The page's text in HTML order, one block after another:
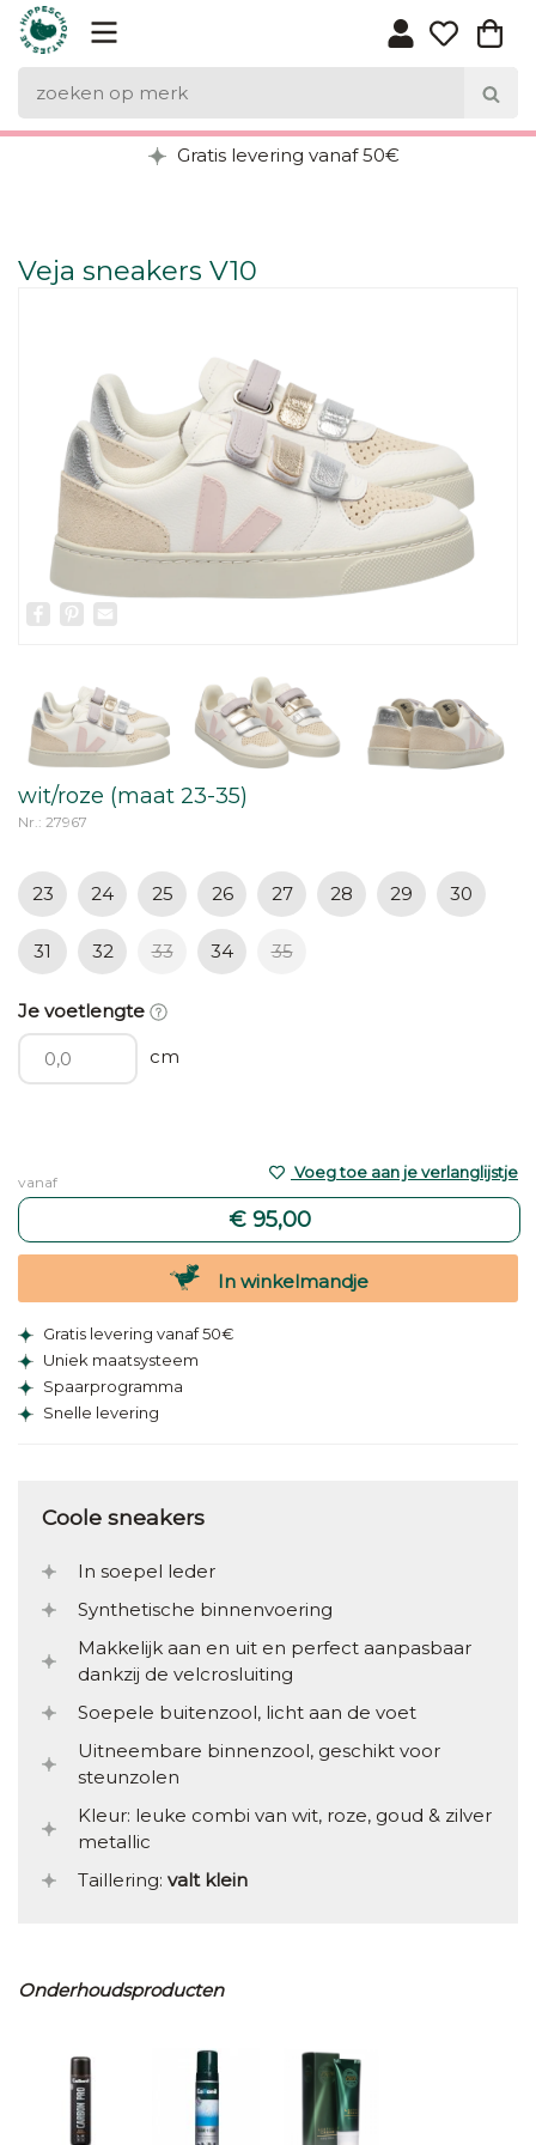
Gratis levering vanaf 50€
Veja sneakers V10
Facebook
Pinterest
wit/roze (maat 23-35)
Nr.: 27967
23 24 25 26 27 28 29 30
31 32 33 34 35
Je voetlengte
cm
vanaf
€ 95,00
Voeg toe aan je verlanglijstje
In winkelmandje
Gratis levering vanaf 50€
Uniek maatsysteem
Spaarprogramma
Snelle levering
Coole sneakers
In soepel leder
Synthetische binnenvoering
Makkelijk aan en uit en perfect aanpasbaar
dankzij de velcrosluiting
Soepele buitenzool, licht aan de voet
Uitneembare binnenzool, geschikt voor
steunzolen
Kleur: leuke combi van wit, roze, goud & zilver
metallic
Taillering: valt klein
Onderhoudsproducten